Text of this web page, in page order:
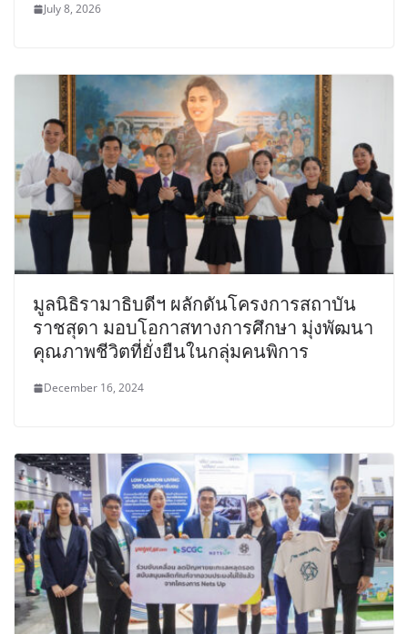
July 8, 2026
มูลนิธิรามาธิบดีฯ ผลักดันโครงการสถาบัน
ราชสุดา มอบโอกาสทางการศึกษา มุ่งพัฒนา
คุณภาพชีวิตที่ยั่งยืนในกลุ่มคนพิการ
December 16, 2024